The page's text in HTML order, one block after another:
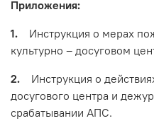
Приложения:
1. Инструкция о мерах
культурно – досуговом
2. Инструкция о
досугового центра и
срабатывании АПС.